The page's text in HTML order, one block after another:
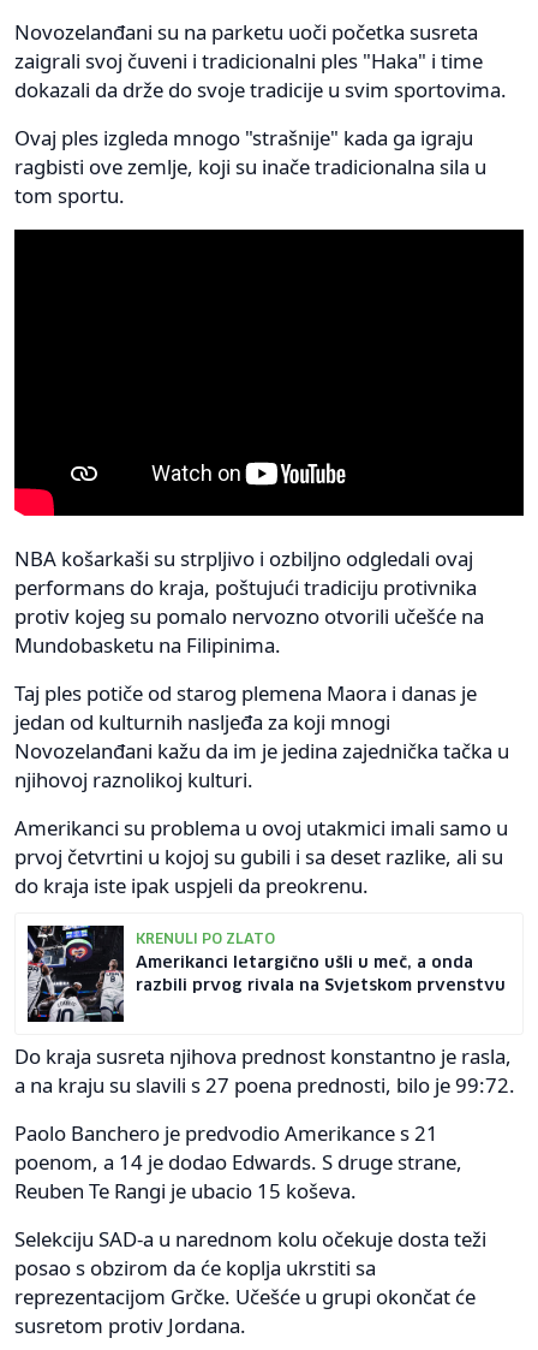
Novozelanđani su na parketu uoči početka susreta
zaigrali svoj čuveni i tradicionalni ples "Haka" i time
dokazali da drže do svoje tradicije u svim sportovima.
Ovaj ples izgleda mnogo "strašnije" kada ga igraju
ragbisti ove zemlje, koji su inače tradicionalna sila u
tom sportu.
NBA košarkaši su strpljivo i ozbiljno odgledali ovaj
performans do kraja, poštujući tradiciju protivnika
protiv kojeg su pomalo nervozno otvorili učešće na
Mundobasketu na Filipinima.
Taj ples potiče od starog plemena Maora i danas je
jedan od kulturnih nasljeđa za koji mnogi
Novozelanđani kažu da im je jedina zajednička tačka u
njihovoj raznolikoj kulturi.
Amerikanci su problema u ovoj utakmici imali samo u
prvoj četvrtini u kojoj su gubili i sa deset razlike, ali su
do kraja iste ipak uspjeli da preokrenu.
KRENULI PO ZLATO
Amerikanci letargično ušli u meč, a onda
razbili prvog rivala na Svjetskom prvenstvu
Do kraja susreta njihova prednost konstantno je rasla,
a na kraju su slavili s 27 poena prednosti, bilo je 99:72.
Paolo Banchero je predvodio Amerikance s 21
poenom, a 14 je dodao Edwards. S druge strane,
Reuben Te Rangi je ubacio 15 koševa.
Selekciju SAD-a u narednom kolu očekuje dosta teži
posao s obzirom da će koplja ukrstiti sa
reprezentacijom Grčke. Učešće u grupi okončat će
susretom protiv Jordana.